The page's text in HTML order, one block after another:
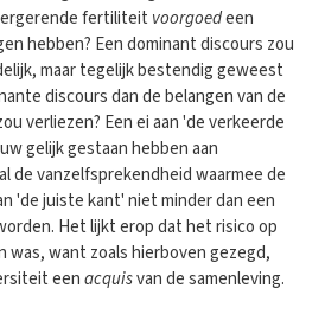
fertiliteit voorgoedeen
hebben? Een dominant discours zou
maar tegelijk bestendig geweest
discours dan de belangen van de
verliezen? Een ei aan 'de verkeerde
gelijk gestaan hebben aan
de vanzelfsprekendheid waarmee de
'de juiste kant' niet minder dan een
Het lijkt erop dat het risico op
was, want zoals hierboven gezegd,
eenacquisvan de samenleving.